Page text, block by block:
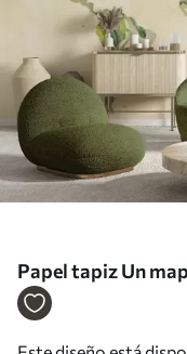
Papel tapiz Un
hojas de plátano